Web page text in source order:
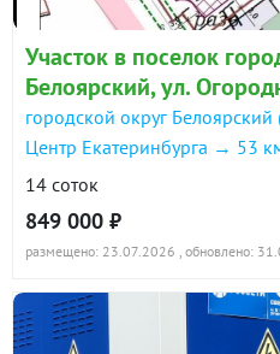
Участок в поселок
Белоярский, ул.
городской округ
Центр Екатеринбурга → 53
14 соток
849 000 ₽
размещено: 23.07.2026 , обновлено: